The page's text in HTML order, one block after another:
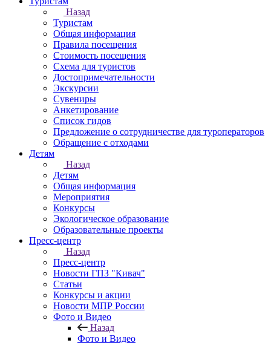
Назад
Туристам
Общая информация
Правила посещения
Стоимость посещения
Схема для туристов
Достопримечательности
Экскурсии
Сувениры
Анкетирование
Список гидов
Предложение о сотрудничестве для туроператоров
Обращение с отходами
Детям
Назад
Детям
Общая информация
Мероприятия
Конкурсы
Экологическое образование
Образовательные проекты
Пресс-центр
Назад
Пресс-центр
Новости ГПЗ "Кивач"
Статьи
Конкурсы и акции
Новости МПР России
Фото и Видео
Назад
Фото и Видео